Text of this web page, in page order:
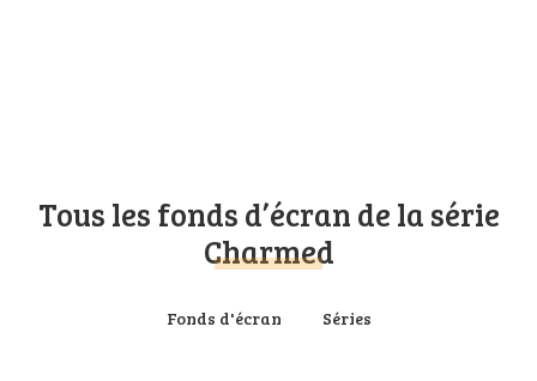
Tous les fonds d’écran de la série
Charmed
Fonds d'écran Séries